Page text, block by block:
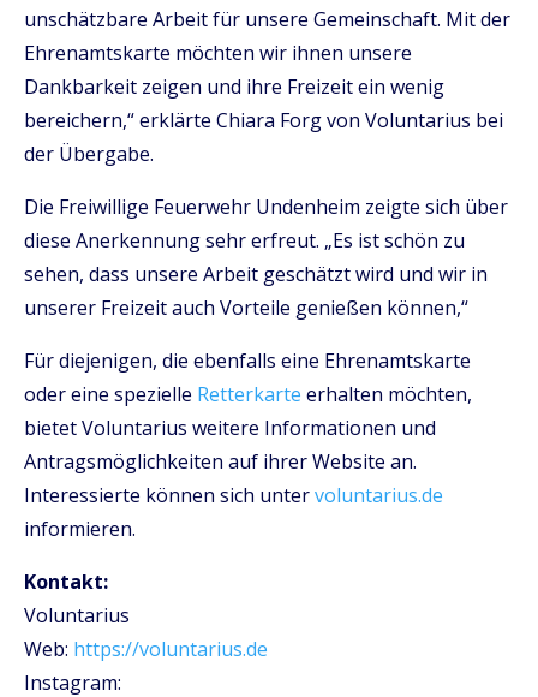
unschätzbare Arbeit für unsere Gemeinschaft. Mit der
Ehrenamtskarte möchten wir ihnen unsere
Dankbarkeit zeigen und ihre Freizeit ein wenig
bereichern,“ erklärte Chiara Forg von Voluntarius bei
der Übergabe.
Die Freiwillige Feuerwehr Undenheim zeigte sich über
diese Anerkennung sehr erfreut. „Es ist schön zu
sehen, dass unsere Arbeit geschätzt wird und wir in
unserer Freizeit auch Vorteile genießen können,“
Für diejenigen, die ebenfalls eine Ehrenamtskarte
oder eine spezielle Retterkarte erhalten möchten,
bietet Voluntarius weitere Informationen und
Antragsmöglichkeiten auf ihrer Website an.
Interessierte können sich untervoluntarius.de
informieren.
Kontakt:
Voluntarius
Web: https://voluntarius.de
Instagram: